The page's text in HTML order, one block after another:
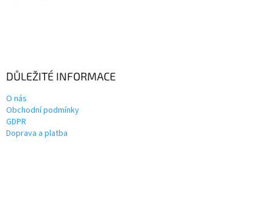
DŮLEŽITÉ INFORMACE
O nás
Obchodní podmínky
GDPR
Doprava a platba